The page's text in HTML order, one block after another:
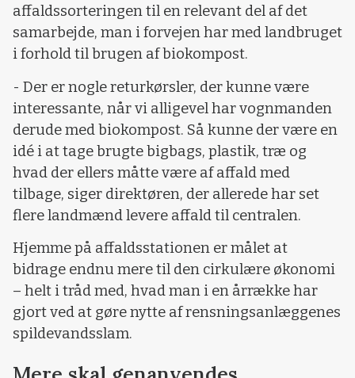
affaldssorteringen til en relevant del af det
samarbejde, man i forvejen har med landbruget
i forhold til brugen af biokompost.
- Der er nogle returkørsler, der kunne være
interessante, når vi alligevel har vognmanden
derude med biokompost. Så kunne der være en
idé i at tage brugte bigbags, plastik, træ og
hvad der ellers måtte være af affald med
tilbage, siger direktøren, der allerede har set
flere landmænd levere affald til centralen.
Hjemme på affaldsstationen er målet at
bidrage endnu mere til den cirkulære økonomi
– helt i tråd med, hvad man i en årrække har
gjort ved at gøre nytte af rensningsanlæggenes
spildevandsslam.